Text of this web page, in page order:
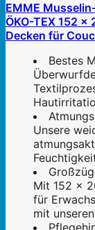
EMME
ÖKO-TEX 152 x
Decken für
Bestes
Unsere
Mit 152 x
für
mit